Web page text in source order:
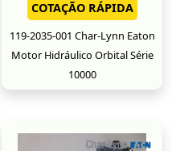
COTAÇÃO RÁPIDA
119-2035-001 Char-Lynn Eaton
Motor Hidráulico Orbital Série
10000